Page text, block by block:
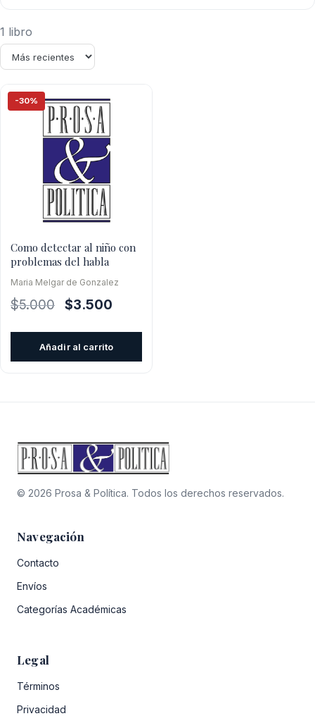
1 libro
-30%
Como detectar al niño con
problemas del habla
Maria Melgar de Gonzalez
$5.000
El
$3.500
Añadir al carrito
© 2026 Prosa & Política. Todos los derechos reservados.
Navegación
Contacto
Envíos
Categorías Académicas
Legal
Términos
Privacidad